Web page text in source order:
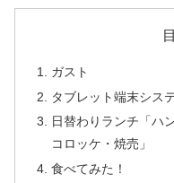
ガスト
タブレット端末シス
日替わりランチ「ハ
コロッケ・焼売」
食べてみた！